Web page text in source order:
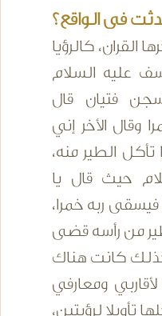
فى الواقع؟
القران، كالرؤيا
عليه السلام
فتيان قال
وقال الأخر إني
الطير منه،
حيث قال يا
ربه خمرا،
من رأسه قضى
كانت هناك
لأقاربي ومعارفي
لرؤيتين،